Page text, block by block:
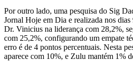
Por outro lado, uma pesquisa do Sig
Jornal Hoje em Dia e realizada nos
Dr. Vinicius na liderança com 28,2%,
com 25,2%, configurando um empate
erro é de 4 pontos percentuais. Nesta
aparece com 10%, e Zulu mantém 1%